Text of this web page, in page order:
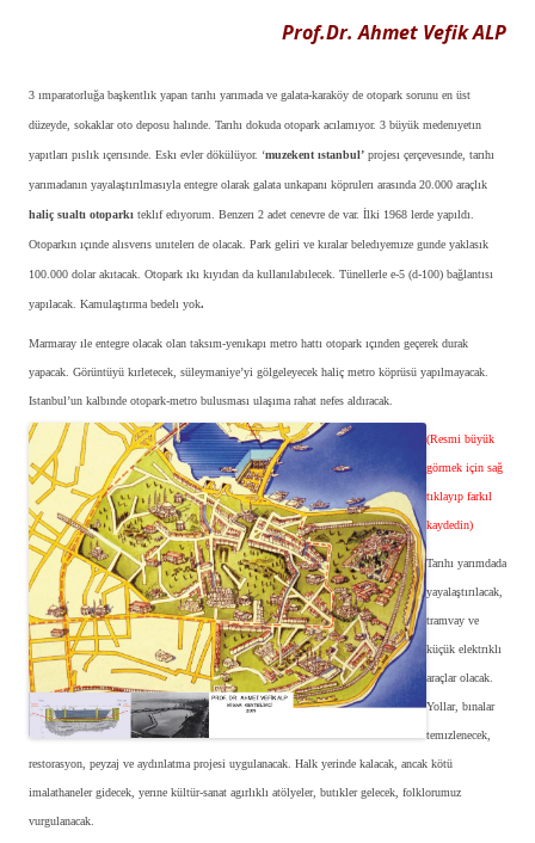
Prof.Dr. Ahmet Vefik ALP
3 ımparatorluğa başkentlık yapan tarıhı yarımada ve galata-karaköy de otopark sorunu en üst
düzeyde, sokaklar oto deposu halınde. Tarıhı dokuda otopark acılamıyor. 3 büyük medenıyetın
yapıtları pıslık ıçerısınde. Eskı evler dökülüyor. ‘muzekent ıstanbul’ projesı çerçevesınde, tarıhı
yarımadanın yayalaştırılmasıyla entegre olarak galata unkapanı köprulerı arasında 20.000 araçlık
haliç sualtı otoparkı teklıf edıyorum. Benzerı 2 adet cenevre de var. İlki 1968 lerde yapıldı.
Otoparkın ıçınde alısverıs unıtelerı de olacak. Park geliri ve kıralar beledıyemıze gunde yaklasık
100.000 dolar akıtacak. Otopark ıkı kıyıdan da kullanılabılecek. Tünellerle e-5 (d-100) bağlantısı
yapılacak. Kamulaştırma bedelı yok.
Marmaray ıle entegre olacak olan taksım-yenıkapı metro hattı otopark ıçınden geçerek durak
yapacak. Görüntüyü kırletecek, süleymaniye’yi gölgeleyecek haliç metro köprüsü yapılmayacak.
Istanbul’un kalbınde otopark-metro bulusması ulaşıma rahat nefes aldıracak.
(Resmi büyük
görmek için sağ
tıklayıp farkıl
kaydedin)
Tarıhı yarımdada
yayalaştırılacak,
tramvay ve
küçük elektrıklı
araçlar olacak.
Yollar, bınalar
temızlenecek,
restorasyon, peyzaj ve aydınlatma projesi uygulanacak. Halk yerinde kalacak, ancak kötü
imalathaneler gidecek, yerıne kültür-sanat agırlıklı atölyeler, butıkler gelecek, folklorumuz
vurgulanacak.